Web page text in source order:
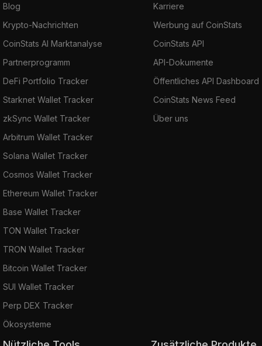
Blog
Krypto-Nachrichten
CoinStats AI Marktanalyse
Partnerprogramm
DeFi Portfolio Tracker
Starknet Wallet Tracker
zkSync Wallet Tracker
Arbitrum Wallet Tracker
Solana Wallet Tracker
Cosmos Wallet Tracker
Ethereum Wallet Tracker
Base Wallet Tracker
TON Wallet Tracker
TRON Wallet Tracker
Bitcoin Wallet Tracker
SUI Wallet Tracker
Perp DEX Tracker
Ökosysteme
Karriere
Werbung auf CoinStats
CoinStats API
API-Dokumente
Öffentliches API Dashboard
CoinStats News Feed
Über uns